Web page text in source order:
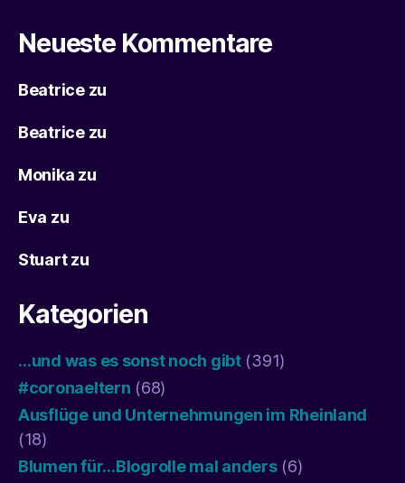
Neueste Kommentare
Beatricezu
Beatricezu
Monika zu
Eva zu
Stuartzu
Kategorien
…und was es sonst noch gibt(391)
#coronaeltern (68)
Ausflüge und Unternehmungen im Rheinland
(18)
Blumen für…Blogrolle mal anders(6)